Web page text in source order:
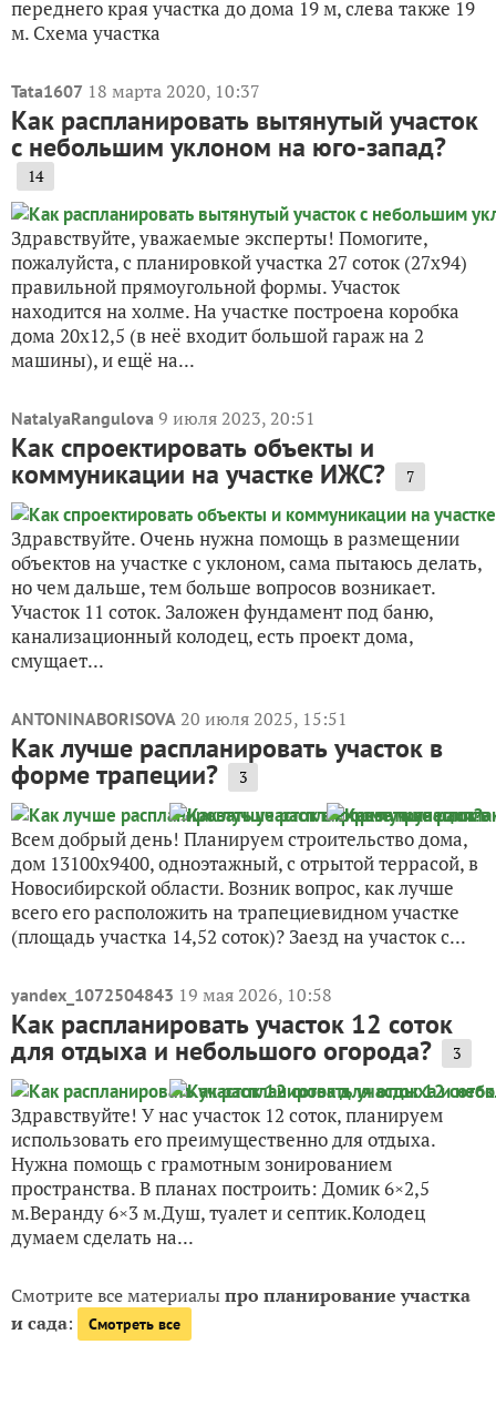
переднего края участка до дома 19 м, слева также 19
м. Схема участка
Tata1607 18 марта 2020, 10:37
Как распланировать вытянутый участок
с небольшим уклоном на юго-запад?
14
Здравствуйте, уважаемые эксперты! Помогите,
пожалуйста, с планировкой участка 27 соток (27х94)
правильной прямоугольной формы. Участок
находится на холме. На участке построена коробка
дома 20х12,5 (в неё входит большой гараж на 2
машины), и ещё на...
NatalyaRangulova 9 июля 2023, 20:51
Как спроектировать объекты и
коммуникации на участке ИЖС? 7
Здравствуйте. Очень нужна помощь в размещении
объектов на участке с уклоном, сама пытаюсь делать,
но чем дальше, тем больше вопросов возникает.
Участок 11 соток. Заложен фундамент под баню,
канализационный колодец, есть проект дома,
смущает...
ANTONINABORISOVA 20 июля 2025, 15:51
Как лучше распланировать участок в
форме трапеции? 3
Всем добрый день! Планируем строительство дома,
дом 13100х9400, одноэтажный, с отрытой террасой, в
Новосибирской области. Возник вопрос, как лучше
всего его расположить на трапециевидном участке
(площадь участка 14,52 соток)? Заезд на участок с...
yandex_1072504843 19 мая 2026, 10:58
Как распланировать участок 12 соток
для отдыха и небольшого огорода? 3
Здравствуйте! У нас участок 12 соток, планируем
использовать его преимущественно для отдыха.
Нужна помощь с грамотным зонированием
пространства. В планах построить: Домик 6×2,5
м.Веранду 6×3 м.Душ, туалет и септик.Колодец
думаем сделать на...
Смотрите все материалыпро планирование участка
и сада: Смотреть все